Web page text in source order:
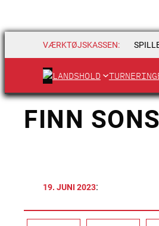
VÆRKTØJSKASSEN:
LANDSHOLD
FINN
19. JUNI 2023: